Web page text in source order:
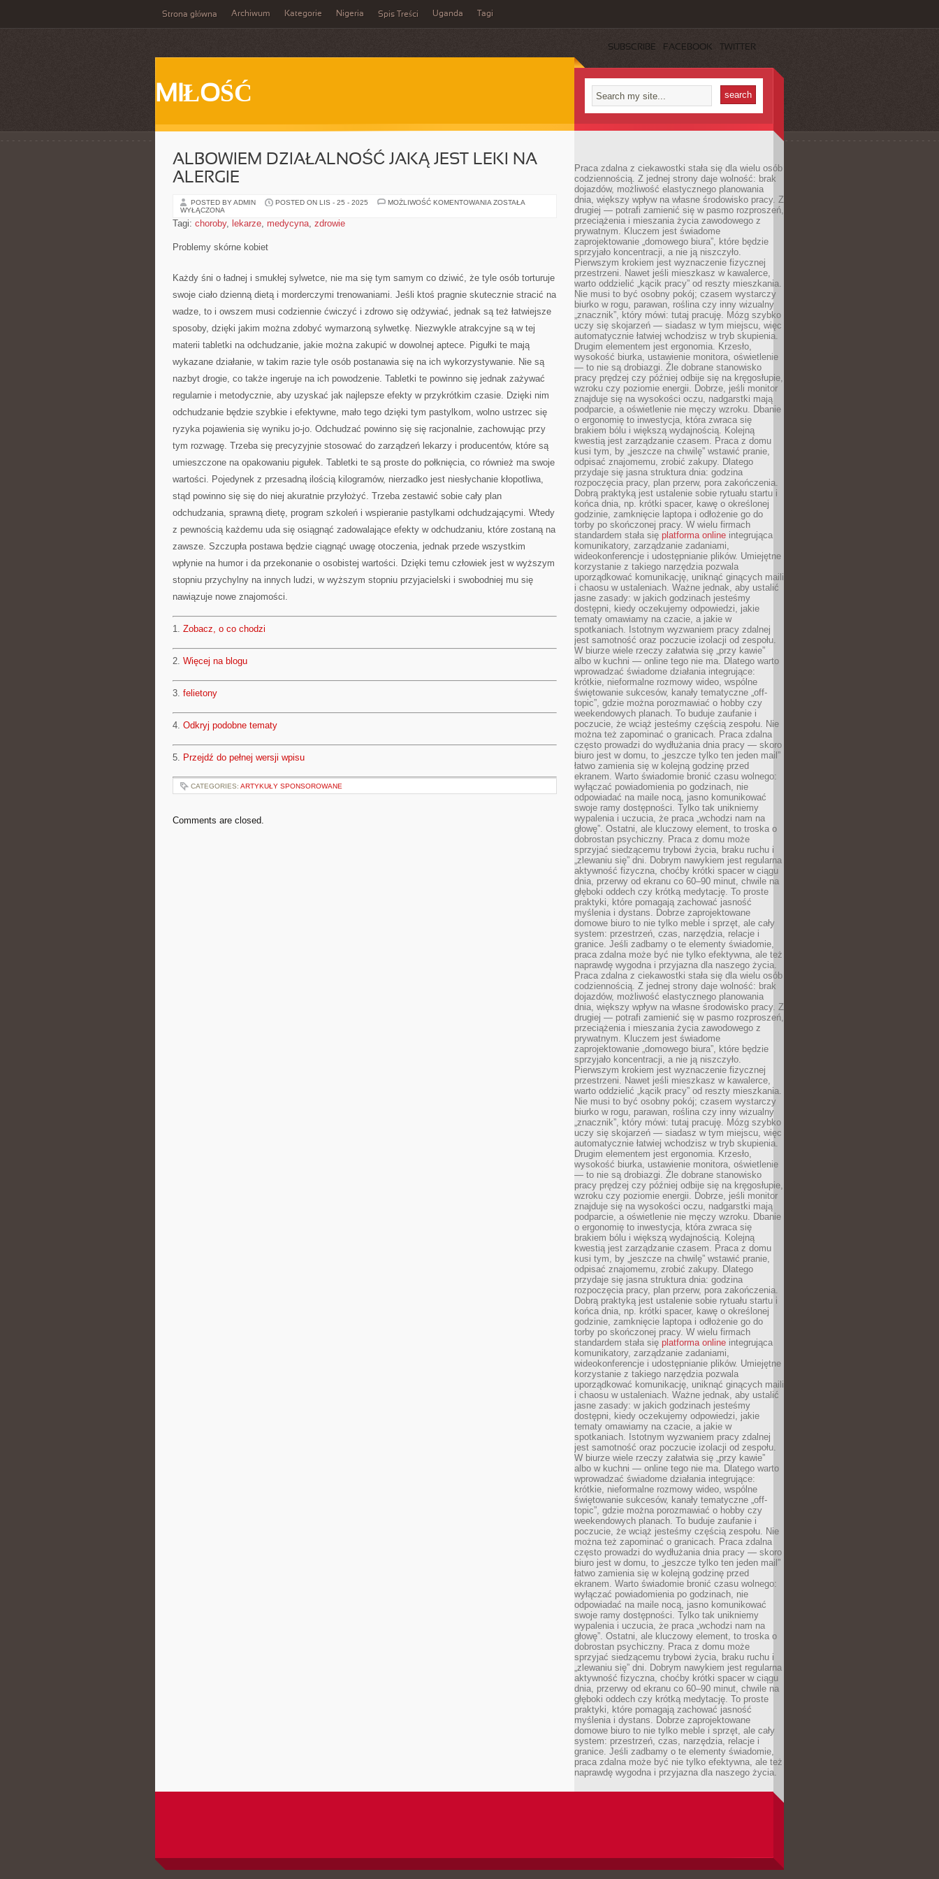
Strona główna Archiwum Kategorie Nigeria Spis Treści Uganda Tagi
SUBSCRIBE FACEBOOK TWITTER
MIŁOŚĆ
ALBOWIEM DZIAŁALNOŚĆ JAKĄ JEST LEKI NA
ALERGIE
POSTED BY ADMIN POSTED ON LIS - 25 - 2025 MOŻLIWOŚĆ KOMENTOWANIA ALBOWIEM
ZOSTAŁA
WYŁĄCZONA
Tagi: choroby, lekarze, medycyna, zdrowie
Problemy skórne kobiet
Każdy śni o ładnej i smukłej sylwetce, nie ma się tym samym co dziwić, że tyle osób torturuje
swoje ciało dzienną dietą i morderczymi trenowaniami. Jeśli ktoś pragnie skutecznie stracić na
wadze, to i owszem musi codziennie ćwiczyć i zdrowo się odżywiać, jednak są też łatwiejsze
sposoby, dzięki jakim można zdobyć wymarzoną sylwetkę. Niezwykle atrakcyjne są w tej
materii tabletki na odchudzanie, jakie można zakupić w dowolnej aptece. Pigułki te mają
wykazane działanie, w takim razie tyle osób postanawia się na ich wykorzystywanie. Nie są
nazbyt drogie, co także ingeruje na ich powodzenie. Tabletki te powinno się jednak zażywać
regularnie i metodycznie, aby uzyskać jak najlepsze efekty w przykrótkim czasie. Dzięki nim
odchudzanie będzie szybkie i efektywne, mało tego dzięki tym pastylkom, wolno ustrzec się
ryzyka pojawienia się wyniku jo-jo. Odchudzać powinno się się racjonalnie, zachowując przy
tym rozwagę. Trzeba się precyzyjnie stosować do zarządzeń lekarzy i producentów, które są
umieszczone na opakowaniu pigułek. Tabletki te są proste do połknięcia, co również ma swoje
wartości. Pojedynek z przesadną ilością kilogramów, nierzadko jest niesłychanie kłopotliwa,
stąd powinno się się do niej akuratnie przyłożyć. Trzeba zestawić sobie cały plan
odchudzania, sprawną dietę, program szkoleń i wspieranie pastylkami odchudzającymi. Wtedy
z pewnością każdemu uda się osiągnąć zadowalające efekty w odchudzaniu, które zostaną na
zawsze. Szczupła postawa będzie ciągnąć uwagę otoczenia, jednak przede wszystkim
wpłynie na humor i da przekonanie o osobistej wartości. Dzięki temu człowiek jest w wyższym
stopniu przychylny na innych ludzi, w wyższym stopniu przyjacielski i swobodniej mu się
nawiązuje nowe znajomości.
1. Zobacz, o co chodzi
2. Więcej na blogu
3. felietony
4. Odkryj podobne tematy
5. Przejdź do pełnej wersji wpisu
CATEGORIES: ARTYKUŁY SPONSOROWANE
Comments are closed.
Praca zdalna z ciekawostki stała się dla wielu osób
codziennością. Z jednej strony daje wolność: brak
dojazdów, możliwość elastycznego planowania
dnia, większy wpływ na własne środowisko pracy. Z
drugiej — potrafi zamienić się w pasmo rozproszeń,
przeciążenia i mieszania życia zawodowego z
prywatnym. Kluczem jest świadome
zaprojektowanie „domowego biura”, które będzie
sprzyjało koncentracji, a nie ją niszczyło.
Pierwszym krokiem jest wyznaczenie fizycznej
przestrzeni. Nawet jeśli mieszkasz w kawalerce,
warto oddzielić „kącik pracy” od reszty mieszkania.
Nie musi to być osobny pokój; czasem wystarczy
biurko w rogu, parawan, roślina czy inny wizualny
„znacznik”, który mówi: tutaj pracuję. Mózg szybko
uczy się skojarzeń — siadasz w tym miejscu, więc
automatycznie łatwiej wchodzisz w tryb skupienia.
Drugim elementem jest ergonomia. Krzesło,
wysokość biurka, ustawienie monitora, oświetlenie
— to nie są drobiazgi. Źle dobrane stanowisko
pracy prędzej czy później odbije się na kręgosłupie,
wzroku czy poziomie energii. Dobrze, jeśli monitor
znajduje się na wysokości oczu, nadgarstki mają
podparcie, a oświetlenie nie męczy wzroku. Dbanie
o ergonomię to inwestycja, która zwraca się
brakiem bólu i większą wydajnością. Kolejną
kwestią jest zarządzanie czasem. Praca z domu
kusi tym, by „jeszcze na chwilę” wstawić pranie,
odpisać znajomemu, zrobić zakupy. Dlatego
przydaje się jasna struktura dnia: godzina
rozpoczęcia pracy, plan przerw, pora zakończenia.
Dobrą praktyką jest ustalenie sobie rytuału startu i
końca dnia, np. krótki spacer, kawę o określonej
godzinie, zamknięcie laptopa i odłożenie go do
torby po skończonej pracy. W wielu firmach
standardem stała się platforma online integrująca
komunikatory, zarządzanie zadaniami,
wideokonferencje i udostępnianie plików. Umiejętne
korzystanie z takiego narzędzia pozwala
uporządkować komunikację, uniknąć ginących maili
i chaosu w ustaleniach. Ważne jednak, aby ustalić
jasne zasady: w jakich godzinach jesteśmy
dostępni, kiedy oczekujemy odpowiedzi, jakie
tematy omawiamy na czacie, a jakie w
spotkaniach. Istotnym wyzwaniem pracy zdalnej
jest samotność oraz poczucie izolacji od zespołu.
W biurze wiele rzeczy załatwia się „przy kawie”
albo w kuchni — online tego nie ma. Dlatego warto
wprowadzać świadome działania integrujące:
krótkie, nieformalne rozmowy wideo, wspólne
świętowanie sukcesów, kanały tematyczne „off-
topic”, gdzie można porozmawiać o hobby czy
weekendowych planach. To buduje zaufanie i
poczucie, że wciąż jesteśmy częścią zespołu. Nie
można też zapominać o granicach. Praca zdalna
często prowadzi do wydłużania dnia pracy — skoro
biuro jest w domu, to „jeszcze tylko ten jeden mail”
łatwo zamienia się w kolejną godzinę przed
ekranem. Warto świadomie bronić czasu wolnego:
wyłączać powiadomienia po godzinach, nie
odpowiadać na maile nocą, jasno komunikować
swoje ramy dostępności. Tylko tak unikniemy
wypalenia i uczucia, że praca „wchodzi nam na
głowę”. Ostatni, ale kluczowy element, to troska o
dobrostan psychiczny. Praca z domu może
sprzyjać siedzącemu trybowi życia, braku ruchu i
„zlewaniu się” dni. Dobrym nawykiem jest regularna
aktywność fizyczna, choćby krótki spacer w ciągu
dnia, przerwy od ekranu co 60–90 minut, chwile na
głęboki oddech czy krótką medytację. To proste
praktyki, które pomagają zachować jasność
myślenia i dystans. Dobrze zaprojektowane
domowe biuro to nie tylko meble i sprzęt, ale cały
system: przestrzeń, czas, narzędzia, relacje i
granice. Jeśli zadbamy o te elementy świadomie,
praca zdalna może być nie tylko efektywna, ale też
naprawdę wygodna i przyjazna dla naszego życia.
Praca zdalna z ciekawostki stała się dla wielu osób
codziennością. Z jednej strony daje wolność: brak
dojazdów, możliwość elastycznego planowania
dnia, większy wpływ na własne środowisko pracy. Z
drugiej — potrafi zamienić się w pasmo rozproszeń,
przeciążenia i mieszania życia zawodowego z
prywatnym. Kluczem jest świadome
zaprojektowanie „domowego biura”, które będzie
sprzyjało koncentracji, a nie ją niszczyło.
Pierwszym krokiem jest wyznaczenie fizycznej
przestrzeni. Nawet jeśli mieszkasz w kawalerce,
warto oddzielić „kącik pracy” od reszty mieszkania.
Nie musi to być osobny pokój; czasem wystarczy
biurko w rogu, parawan, roślina czy inny wizualny
„znacznik”, który mówi: tutaj pracuję. Mózg szybko
uczy się skojarzeń — siadasz w tym miejscu, więc
automatycznie łatwiej wchodzisz w tryb skupienia.
Drugim elementem jest ergonomia. Krzesło,
wysokość biurka, ustawienie monitora, oświetlenie
— to nie są drobiazgi. Źle dobrane stanowisko
pracy prędzej czy później odbije się na kręgosłupie,
wzroku czy poziomie energii. Dobrze, jeśli monitor
znajduje się na wysokości oczu, nadgarstki mają
podparcie, a oświetlenie nie męczy wzroku. Dbanie
o ergonomię to inwestycja, która zwraca się
brakiem bólu i większą wydajnością. Kolejną
kwestią jest zarządzanie czasem. Praca z domu
kusi tym, by „jeszcze na chwilę” wstawić pranie,
odpisać znajomemu, zrobić zakupy. Dlatego
przydaje się jasna struktura dnia: godzina
rozpoczęcia pracy, plan przerw, pora zakończenia.
Dobrą praktyką jest ustalenie sobie rytuału startu i
końca dnia, np. krótki spacer, kawę o określonej
godzinie, zamknięcie laptopa i odłożenie go do
torby po skończonej pracy. W wielu firmach
standardem stała się platforma online integrująca
komunikatory, zarządzanie zadaniami,
wideokonferencje i udostępnianie plików. Umiejętne
korzystanie z takiego narzędzia pozwala
uporządkować komunikację, uniknąć ginących maili
i chaosu w ustaleniach. Ważne jednak, aby ustalić
jasne zasady: w jakich godzinach jesteśmy
dostępni, kiedy oczekujemy odpowiedzi, jakie
tematy omawiamy na czacie, a jakie w
spotkaniach. Istotnym wyzwaniem pracy zdalnej
jest samotność oraz poczucie izolacji od zespołu.
W biurze wiele rzeczy załatwia się „przy kawie”
albo w kuchni — online tego nie ma. Dlatego warto
wprowadzać świadome działania integrujące:
krótkie, nieformalne rozmowy wideo, wspólne
świętowanie sukcesów, kanały tematyczne „off-
topic”, gdzie można porozmawiać o hobby czy
weekendowych planach. To buduje zaufanie i
poczucie, że wciąż jesteśmy częścią zespołu. Nie
można też zapominać o granicach. Praca zdalna
często prowadzi do wydłużania dnia pracy — skoro
biuro jest w domu, to „jeszcze tylko ten jeden mail”
łatwo zamienia się w kolejną godzinę przed
ekranem. Warto świadomie bronić czasu wolnego:
wyłączać powiadomienia po godzinach, nie
odpowiadać na maile nocą, jasno komunikować
swoje ramy dostępności. Tylko tak unikniemy
wypalenia i uczucia, że praca „wchodzi nam na
głowę”. Ostatni, ale kluczowy element, to troska o
dobrostan psychiczny. Praca z domu może
sprzyjać siedzącemu trybowi życia, braku ruchu i
„zlewaniu się” dni. Dobrym nawykiem jest regularna
aktywność fizyczna, choćby krótki spacer w ciągu
dnia, przerwy od ekranu co 60–90 minut, chwile na
głęboki oddech czy krótką medytację. To proste
praktyki, które pomagają zachować jasność
myślenia i dystans. Dobrze zaprojektowane
domowe biuro to nie tylko meble i sprzęt, ale cały
system: przestrzeń, czas, narzędzia, relacje i
granice. Jeśli zadbamy o te elementy świadomie,
praca zdalna może być nie tylko efektywna, ale też
naprawdę wygodna i przyjazna dla naszego życia.